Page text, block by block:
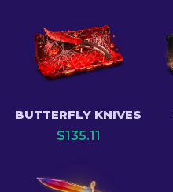
BUTTERFLY KNIVES
$135.11